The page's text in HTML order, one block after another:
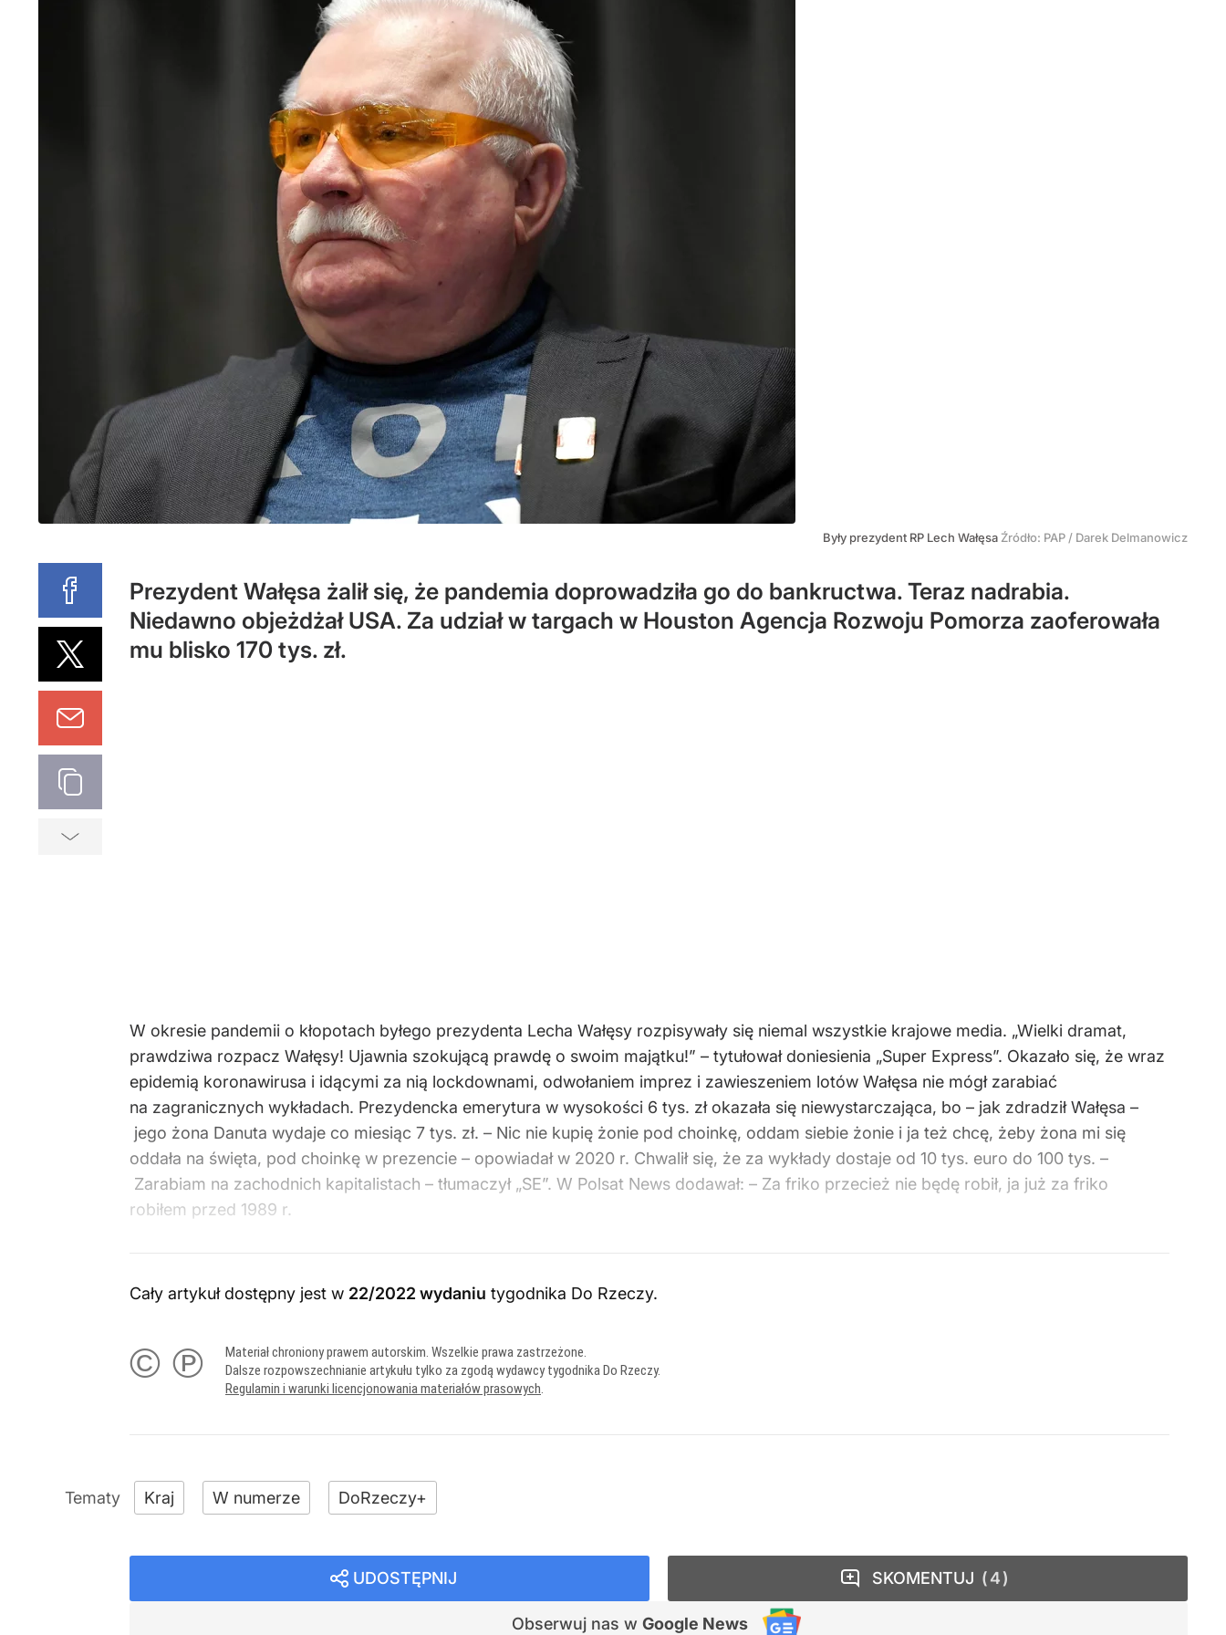
Były prezydent RP Lech Wałęsa Źródło: PAP / Darek Delmanowicz
Prezydent Wałęsa żalił się, że pandemia doprowadziła go do bankructwa. Teraz nadrabia.
Niedawno objeżdżał USA. Za udział w targach w Houston Agencja Rozwoju Pomorza zaoferowała
mu blisko 170 tys. zł.
W okresie pandemii o kłopotach byłego prezydenta Lecha Wałęsy rozpisywały się niemal wszystkie krajowe media. „Wielki dramat,
prawdziwa rozpacz Wałęsy! Ujawnia szokującą prawdę o swoim majątku!” – tytułował doniesienia „Super Express”. Okazało się, że wraz
epidemią koronawirusa i idącymi za nią lockdownami, odwołaniem imprez i zawieszeniem lotów Wałęsa nie mógł zarabiać
na zagranicznych wykładach. Prezydencka emerytura w wysokości 6 tys. zł okazała się niewystarczająca, bo – jak zdradził Wałęsa –
jego żona Danuta wydaje co miesiąc 7 tys. zł. – Nic nie kupię żonie pod choinkę, oddam siebie żonie i ja też chcę, żeby żona mi się
oddała na święta, pod choinkę w prezencie – opowiadał w 2020 r. Chwalił się, że za wykłady dostaje od 10 tys. euro do 100 tys. –
Zarabiam na zachodnich kapitalistach – tłumaczył „SE”. W Polsat News dodawał: – Za friko przecież nie będę robił, ja już za friko
robiłem przed 1989 r.
Cały artykuł dostępny jest w 22/2022 wydaniu tygodnika Do Rzeczy.
© ℗
Materiał chroniony prawem autorskim. Wszelkie prawa zastrzeżone.
Dalsze rozpowszechnianie artykułu tylko za zgodą wydawcy tygodnika Do Rzeczy.
Regulamin i warunki licencjonowania materiałów prasowych.
Kraj W numerze DoRzeczy+
UDOSTĘPNIJ
Obserwuj nas w Google News
SKOMENTUJ 4